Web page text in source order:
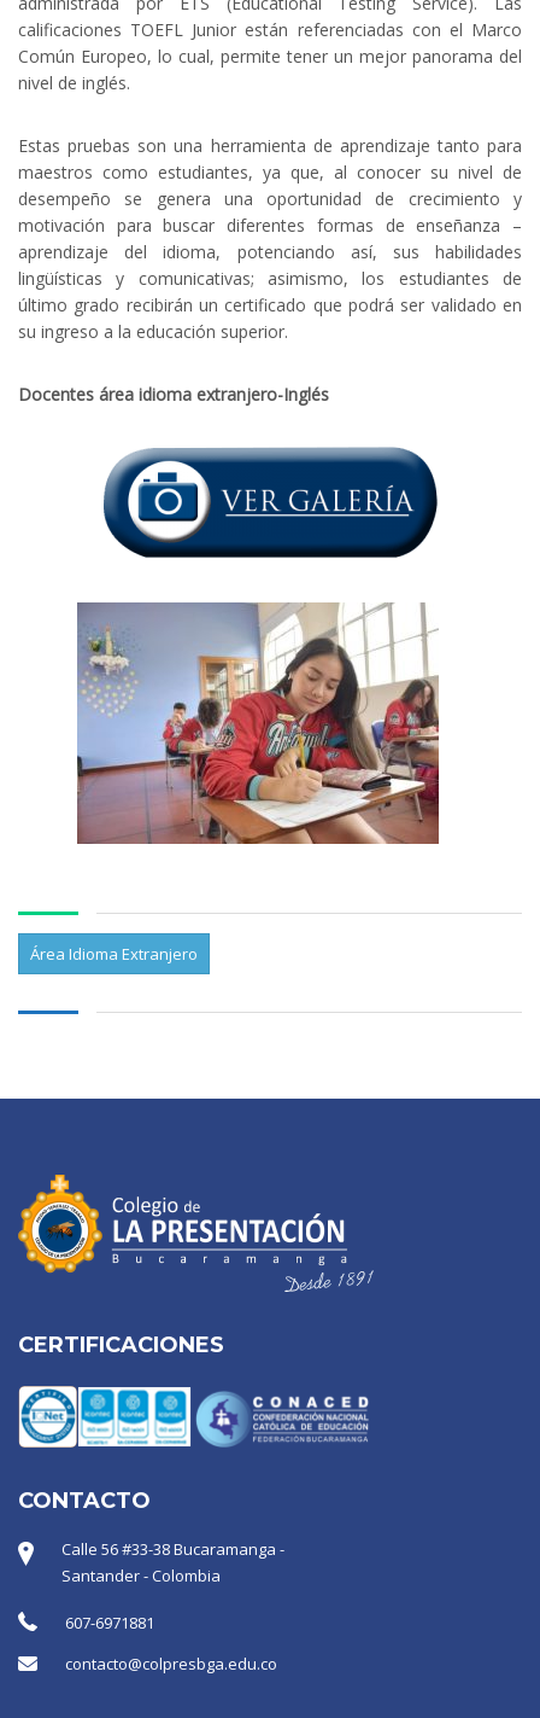
calificaciones TOEFL Junior están referenciadas con el Marco
Común Europeo, lo cual, permite tener un mejor panorama del
nivel de inglés.
Estas pruebas son una herramienta de aprendizaje tanto para
maestros como estudiantes, ya que, al conocer su nivel de
desempeño se genera una oportunidad de crecimiento y
motivación para buscar diferentes formas de enseñanza –
aprendizaje del idioma, potenciando así, sus habilidades
lingüísticas y comunicativas; asimismo, los estudiantes de
último grado recibirán un certificado que podrá ser validado en
su ingreso a la educación superior.
Docentes área idioma extranjero-Inglés
Área Idioma Extranjero
CERTIFICACIONES
CONTACTO
Calle 56 #33-38 Bucaramanga -
Santander - Colombia
607-6971881
contacto@colpresbga.edu.co